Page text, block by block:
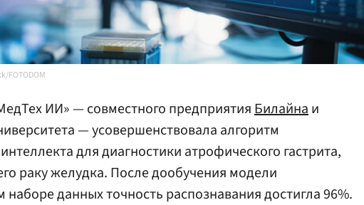
FOTODOM
ИИ» — совместного предприятияБилайнаи
— усовершенствовала алгоритм
для диагностики атрофического гастрита,
раку желудка. После дообучения модели
данных точность распознавания достигла 96%.